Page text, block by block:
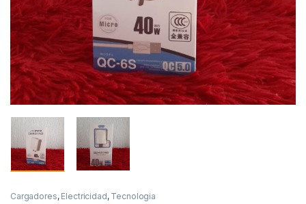
Cargadores, Electricidad, Tecnologia